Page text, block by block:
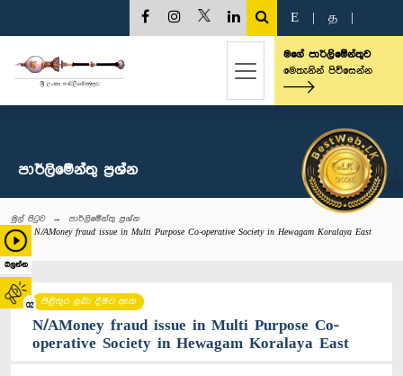
බලන්න
02
E த
මගේ පාර්ලිමේන්තුව
මෙතැනින් පිවිසෙන්න
පාර්ලි‌මේන්තු‌ ප්‍රශ්න
මුල් පිටුව
පාර්ලි‌මේන්තු‌ ප්‍රශ්න
N/AMoney fraud issue in Multi Purpose Co-operative Society in Hewagam Koralaya East
පිළිතුර ලබා දීමට ඇත
N/AMoney fraud issue in Multi Purpose Co-
operative Society in Hewagam Koralaya East